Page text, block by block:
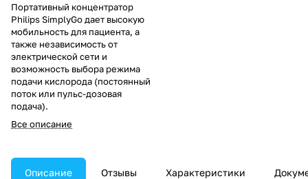
Портативный концентратор
Philips SimplyGo дает высокую
мобильность для пациента, а
также независимость от
электрической сети и
возможность выбора режима
подачи кислорода (постоянный
поток или пульс-дозовая
подача).
Все описание
Описание Отзывы Характеристики